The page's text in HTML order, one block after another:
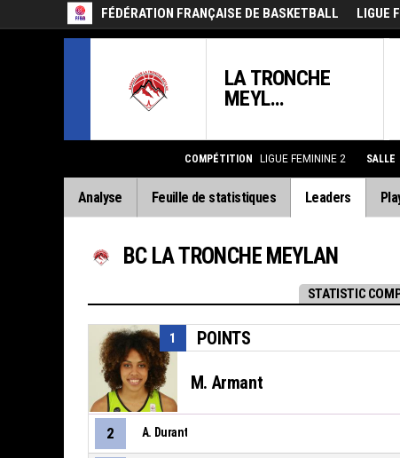
FÉDÉRATION FRANÇAISE DE BASKETBALL LIGUE
LA TRONCHE
MEYL...
COMPÉTITION LIGUE FEMININE 2 SALLE
Analyse Feuille de statistiques Leaders
STATISTIC
BC LA TRONCHE MEYLAN
POINTS
1
M. Armant
2 A. Durant